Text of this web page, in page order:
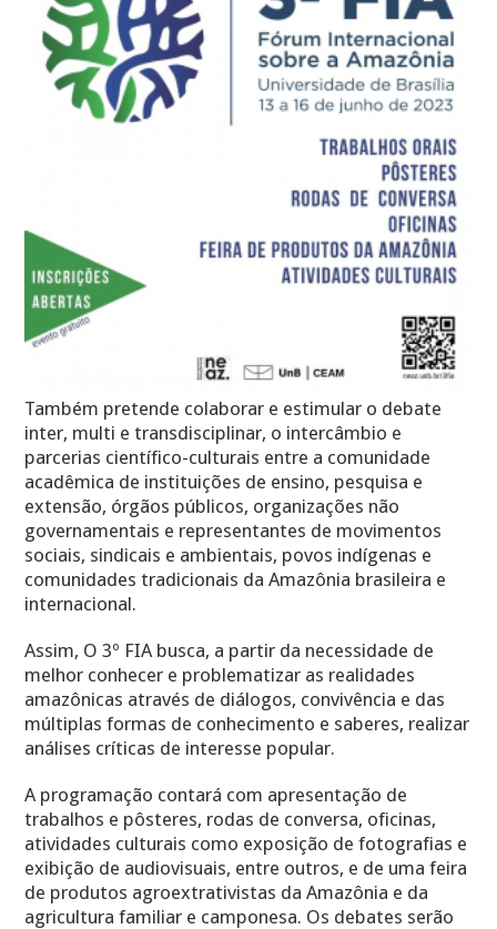
Também pretende colaborar e estimular o debate
inter, multi e transdisciplinar, o intercâmbio e
parcerias científico-culturais entre a comunidade
acadêmica de instituições de ensino, pesquisa e
extensão, órgãos públicos, organizações não
governamentais e representantes de movimentos
sociais, sindicais e ambientais, povos indígenas e
comunidades tradicionais da Amazônia brasileira e
internacional.
Assim, O 3º FIA busca, a partir da necessidade de
melhor conhecer e problematizar as realidades
amazônicas através de diálogos, convivência e das
múltiplas formas de conhecimento e saberes, realizar
análises críticas de interesse popular.
A programação contará com apresentação de
trabalhos e pôsteres, rodas de conversa, oficinas,
atividades culturais como exposição de fotografias e
exibição de audiovisuais, entre outros, e de uma feira
de produtos agroextrativistas da Amazônia e da
agricultura familiar e camponesa. Os debates serão